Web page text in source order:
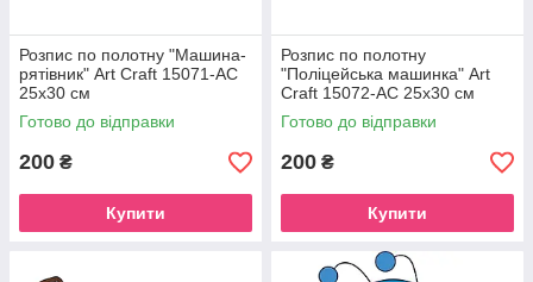
Розпис по полотну "Машина-
рятівник" Art Craft 15071-AC
25х30 см
Готово до відправки
200 ₴
Купити
Розпис по полотну
"Поліцейська машинка" Art
Craft 15072-AC 25х30 см
Готово до відправки
200 ₴
Купити